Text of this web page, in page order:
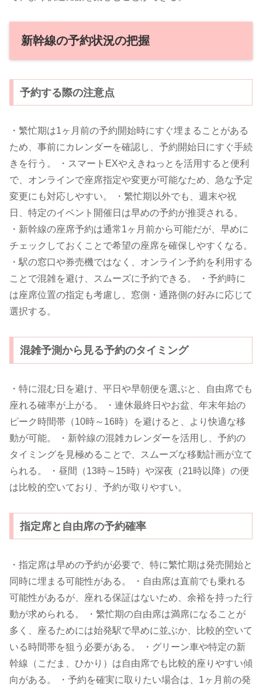
新幹線の予約状況の把握
予約する際の注意点
・繁忙期は1ヶ月前の予約開始時にすぐ埋まることがある
ため、事前にカレンダーを確認し、予約開始日にすぐ手続
きを行う。 ・スマートEXやえきねっとを活用すると便利
で、オンラインで座席指定や変更が可能なため、急な予定
変更にも対応しやすい。 ・繁忙期以外でも、週末や祝
日、特定のイベント開催日は早めの予約が推奨される。
・新幹線の座席予約は通常1ヶ月前から可能だが、早めに
チェックしておくことで希望の座席を確保しやすくなる。
・駅の窓口や券売機ではなく、オンライン予約を利用する
ことで混雑を避け、スムーズに予約できる。 ・予約時に
は座席位置の指定も考慮し、窓側・通路側の好みに応じて
選択する。
混雑予測から見る予約のタイミング
・特に混む日を避け、平日や早朝便を選ぶと、自由席でも
座れる確率が上がる。 ・連休最終日やお盆、年末年始の
ピーク時間帯（10時～16時）を避けると、より快適な移
動が可能。 ・新幹線の混雑カレンダーを活用し、予約の
タイミングを見極めることで、スムーズな移動計画が立て
られる。 ・昼間（13時～15時）や深夜（21時以降）の便
は比較的空いており、予約が取りやすい。
指定席と自由席の予約確率
・指定席は早めの予約が必要で、特に繁忙期は発売開始と
同時に埋まる可能性がある。 ・自由席は直前でも乗れる
可能性があるが、座れる保証はないため、余裕を持った行
動が求められる。 ・繁忙期の自由席は満席になることが
多く、座るためには始発駅で早めに並ぶか、比較的空いて
いる時間帯を狙う必要がある。 ・グリーン車や特定の新
幹線（こだま、ひかり）は自由席でも比較的座りやすい傾
向がある。 ・予約を確実に取りたい場合は、1ヶ月前の発